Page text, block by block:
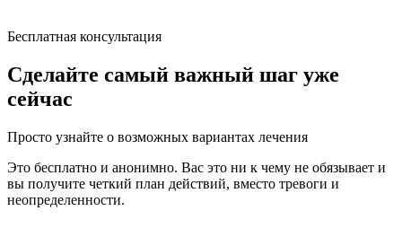
Бесплатная консультация
Сделайте самый важный шаг уже
сейчас
Просто узнайте о возможных вариантах лечения
Это бесплатно и анонимно. Вас это ни к чему не обязывает и
вы получите четкий план действий, вместо тревоги и
неопределенности.